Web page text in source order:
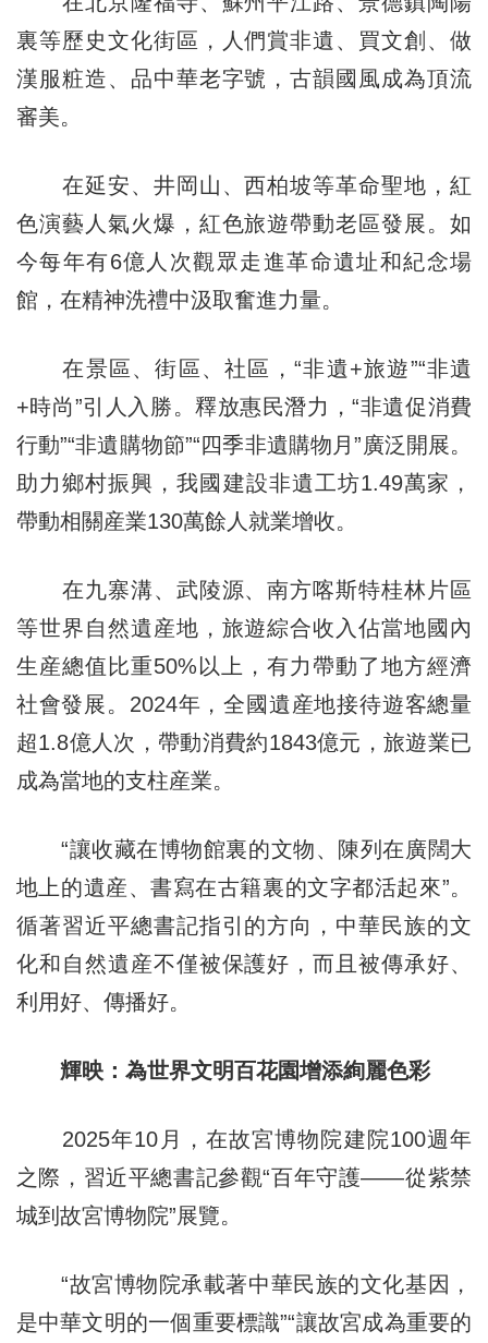
裏等歷史文化街區，人們賞非遺、買文創、做
漢服粧造、品中華老字號，古韻國風成為頂流
審美。
在延安、井岡山、西柏坡等革命聖地，紅
色演藝人氣火爆，紅色旅遊帶動老區發展。如
今每年有6億人次觀眾走進革命遺址和紀念場
館，在精神洗禮中汲取奮進力量。
在景區、街區、社區，“非遺+旅遊”“非遺
+時尚”引人入勝。釋放惠民潛力，“非遺促消費
行動”“非遺購物節”“四季非遺購物月”廣泛開展。
助力鄉村振興，我國建設非遺工坊1.49萬家，
帶動相關産業130萬餘人就業增收。
在九寨溝、武陵源、南方喀斯特桂林片區
等世界自然遺産地，旅遊綜合收入佔當地國內
生産總值比重50%以上，有力帶動了地方經濟
社會發展。2024年，全國遺産地接待遊客總量
超1.8億人次，帶動消費約1843億元，旅遊業已
成為當地的支柱産業。
“讓收藏在博物館裏的文物、陳列在廣闊大
地上的遺産、書寫在古籍裏的文字都活起來”。
循著習近平總書記指引的方向，中華民族的文
化和自然遺産不僅被保護好，而且被傳承好、
利用好、傳播好。
輝映：為世界文明百花園增添絢麗色彩
2025年10月，在故宮博物院建院100週年
之際，習近平總書記參觀“百年守護——從紫禁
城到故宮博物院”展覽。
“故宮博物院承載著中華民族的文化基因，
是中華文明的一個重要標識”“讓故宮成為重要的